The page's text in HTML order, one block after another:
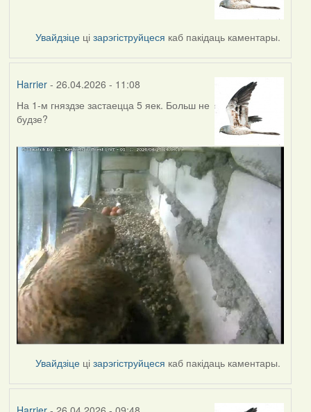
Увайдзіце цізарэгіструйцеся каб пакідаць каментары.
Harrier- 26.04.2026 - 11:08
На 1-м гняздзе застаецца 5 яек. Больш не
будзе?
Увайдзіце цізарэгіструйцеся каб пакідаць каментары.